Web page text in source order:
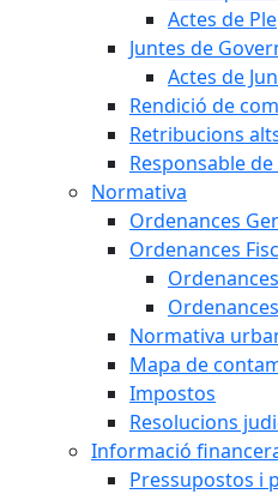
Actes de Ple
Juntes de
Actes de
Rendició de
Retribucions
Responsable
Normativa
Ordenances
Ordenances
Normativa
Mapa de
Impostos
Resolucions
Informació
Pressupostos i